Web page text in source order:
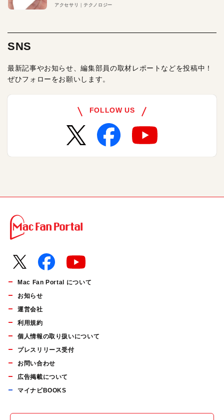
アクセサリ テクノロジー
SNS
最新記事やお知らせ、編集部員の取材レポートなどを投稿中！
ぜひフォローをお願いします。
FOLLOW US
Mac Fan Portal について
お知らせ
運営会社
利用規約
個人情報の取り扱いについて
プレスリリース受付
お問い合わせ
広告掲載について
マイナビBOOKS